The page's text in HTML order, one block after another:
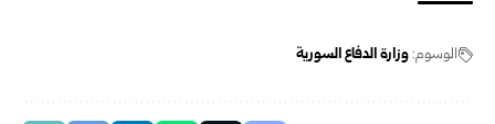
الوسوم:وزارة الدفاع السورية